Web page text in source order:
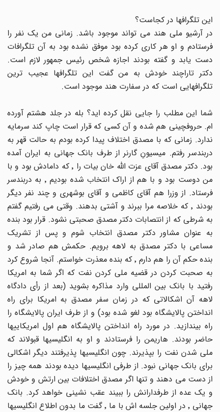
این تلگرافها در کجاست؟
در آرشیو ملی هند می تواند موجود باشد. زمانی من یک نفر را
فرستادم و او هر کاری کرده بود موفق نشده بود به آن تلگرافات
دست یابد و گفته بودند اجازه شخص رئیس جمهور لازم است.
دکتر تاراچند خودش به من گفت این تلگرافها عجیب ترین
تلگرافهایی است که در سفارت هند موجود است.
شما این مطلب را جایی نقل کرده اید؟ بله در جلد هشتم آورده
ام. حروفچینی هم شده و آن کسی که قرار است چاپ کند سرمایه
ندارد. زمانی که با مصدق اختلاف پیدا کرده بودم به حالت قهر به
دربندسر رفتم. میسیونِ گارنر از طرف بانک جهانی به ایران آمده
بود. دکتر مصدق آقای عزت الله خان بیات را ٬ که دامادش بود و با
من دوست بود و با هم از اراک انتخاب شده بودیم ٬ به دربندسر
فرستاد. از وزرا هم آقای کاظمی و آقای بوشهری و چند نفر دیگر
بودند ٬ که خلاصه مرا ببرند و آشتی بدهند. وقتی می رفتیم گفتم
به شرطی که از انتصابات دکتر مصدق صحبتی نشود. قرار بود بنده
به عنوان مشاور دکتر مصدق انتخاب شوم و پس از تشریک
مساعی با دکتر مصدق به لاهه برویم. حکمش هم صادر شد و
بنده حکم آن را هم دارم ٬ که بنده معذرت خواستم. آنجا شروع کرد
به صحبت کردن در قضیه ملی کردن نفت که اگر شما به امریکا
رفتید با بانک بین المللی وارد مذاکره بشوید (بعد از رأی دادگاه
لاهه آن اشکالاتی که در زمان سفر مصدق به امریکا برای راه
انداختن پالایشگاه بود لغو شده بود) و از طرف ایران پالایشگاه را
راه بیندازید. در مورد راه انداختن پالایشگاه هم اول امریکاییها
حاضر بودند. هاریمن را فرستادند و او به انگلیسیها قبولاند که
ملی شدن نفت را بپذیرند. چون انگلیسیها پذیرفتند دیگر اشکالی
برای بانک جهانی نبود. از طرفی انگلیسیها دیده بودند همه چیز را
از دست می دهند و تنها اگر مصدق اختلافات بین ارتش و خودش
و یک عده از طرفدارانش را ببیند عقب نشینی خواهد کرد. بانک
جهانی ٬ در اولین جلسه اش با ما ٬ گفت ما بدون اطلاع انگلیسیها